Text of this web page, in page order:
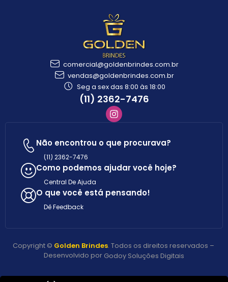
comercial@goldenbrindes.com.br
vendas@goldenbrindes.com.br
Seg a sex das 8:00 às 18:00
(11) 2362-7476
Não encontrou o que procurava?
(11) 2362-7476
Como podemos ajudar você hoje?
Central De Ajuda
O que você está pensando!
Dê Feedback
Copyright © Golden Brindes. Todos os direitos reservados –
Desenvolvido por Godoy Soluções Digitais